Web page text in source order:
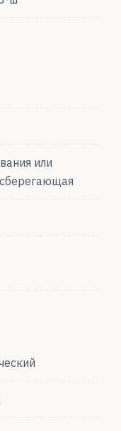
или